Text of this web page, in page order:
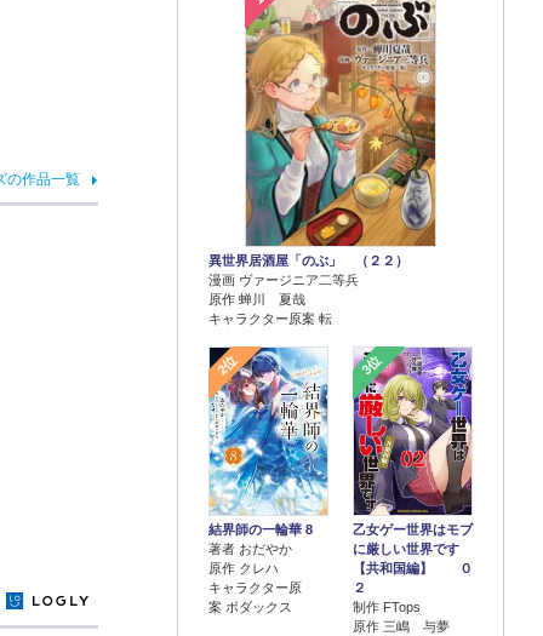
の作品一覧
異世界居酒屋「のぶ」 （２２）
漫画 ヴァージニア二等兵
原作 蝉川 夏哉
キャラクター原案 転
2位
結界師の一輪華 8
著者 おだやか
原作 クレハ
キャラクター原
案 ボダックス
3位
乙女ゲー世界はモブ
に厳しい世界です
【共和国編】 ０
２
制作 FTops
原作 三嶋 与夢